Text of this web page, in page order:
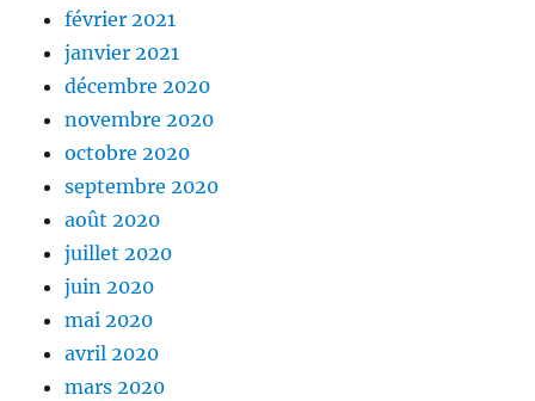
février 2021
janvier 2021
décembre 2020
novembre 2020
octobre 2020
septembre 2020
août 2020
juillet 2020
juin 2020
mai 2020
avril 2020
mars 2020